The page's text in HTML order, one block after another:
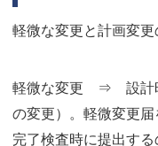
軽微な変更と計画変更
軽微な変更 ⇒ 設計時
の変更）。軽微変更届
完了検査時に提出す